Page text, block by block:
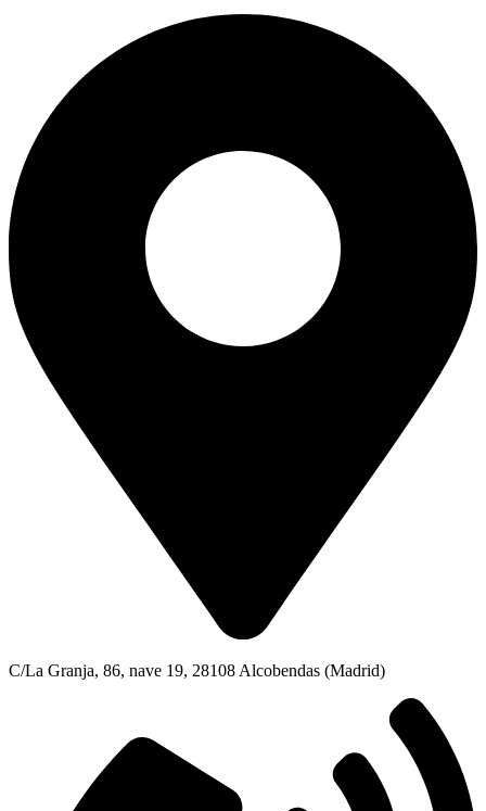
C/La Granja, 86, nave 19, 28108 Alcobendas (Madrid)